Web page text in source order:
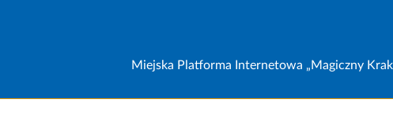
Miejska Platforma Internetowa „Magiczny